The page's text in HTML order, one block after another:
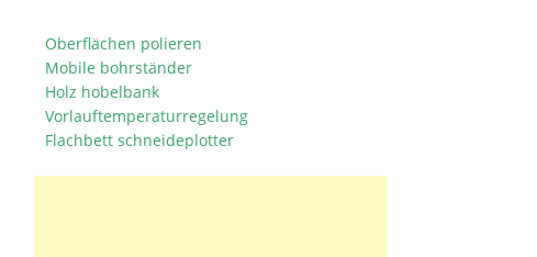
Oberflächen polieren
Mobile bohrständer
Holz hobelbank
Vorlauftemperaturregelung
Flachbett schneideplotter